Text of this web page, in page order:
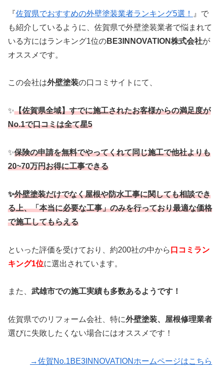
『佐賀県でおすすめの外壁塗装業者ランキング5選！
』で
も紹介しているように、佐賀県で外壁塗装業者で悩まれて
いる方にはランキング1位のBE3INNOVATION株式会社が
オススメです。
この会社は外壁塗装の口コミサイトにて、
✨【佐賀県全域】すでに施工されたお客様からの満足度が
No.1で口コミは全て星5
✨保険の申請を無料でやってくれて同じ施工で他社よりも
20~70万円お得に工事できる
✨外壁塗装だけでなく屋根や防水工事に関しても相談でき
る上、「本当に必要な工事」のみを行っており最適な価格
で施工してもらえる
といった評価を受けており、約200社の中から 口コミラン
キング1位に選出されています。
また、 武雄市での施工実績も多数あるようです！
佐賀県でのリフォーム会社、特に外壁塗装、屋根修理業者
選びに失敗したくない場合にはオススメです！
→佐賀No.1BE3INNOVATIONホームページはこちら